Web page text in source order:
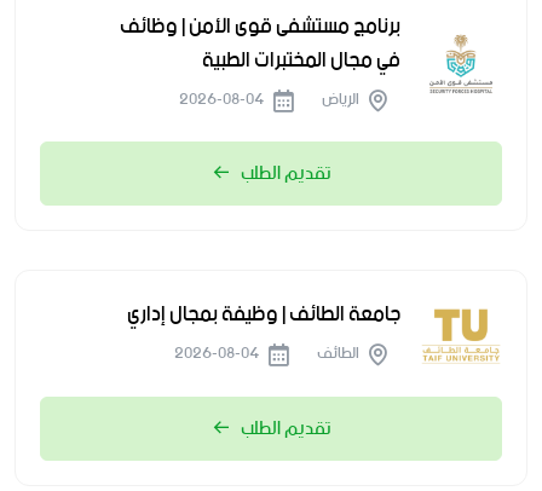
برنامج مستشفى قوى الأمن | وظائف
في مجال المختبرات الطبية
الرياض
تقديم الطلب
جامعة الطائف | وظيفة بمجال إداري
الطائف
تقديم الطلب